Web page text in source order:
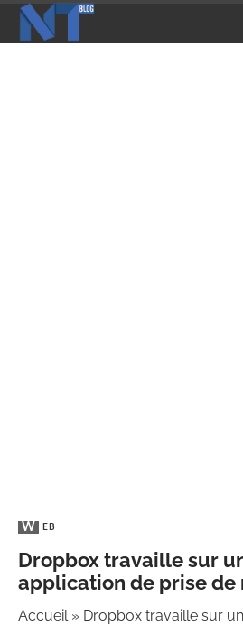
WEB
Dropbox travaille sur
application de prise de
Accueil» Dropbox travaille sur